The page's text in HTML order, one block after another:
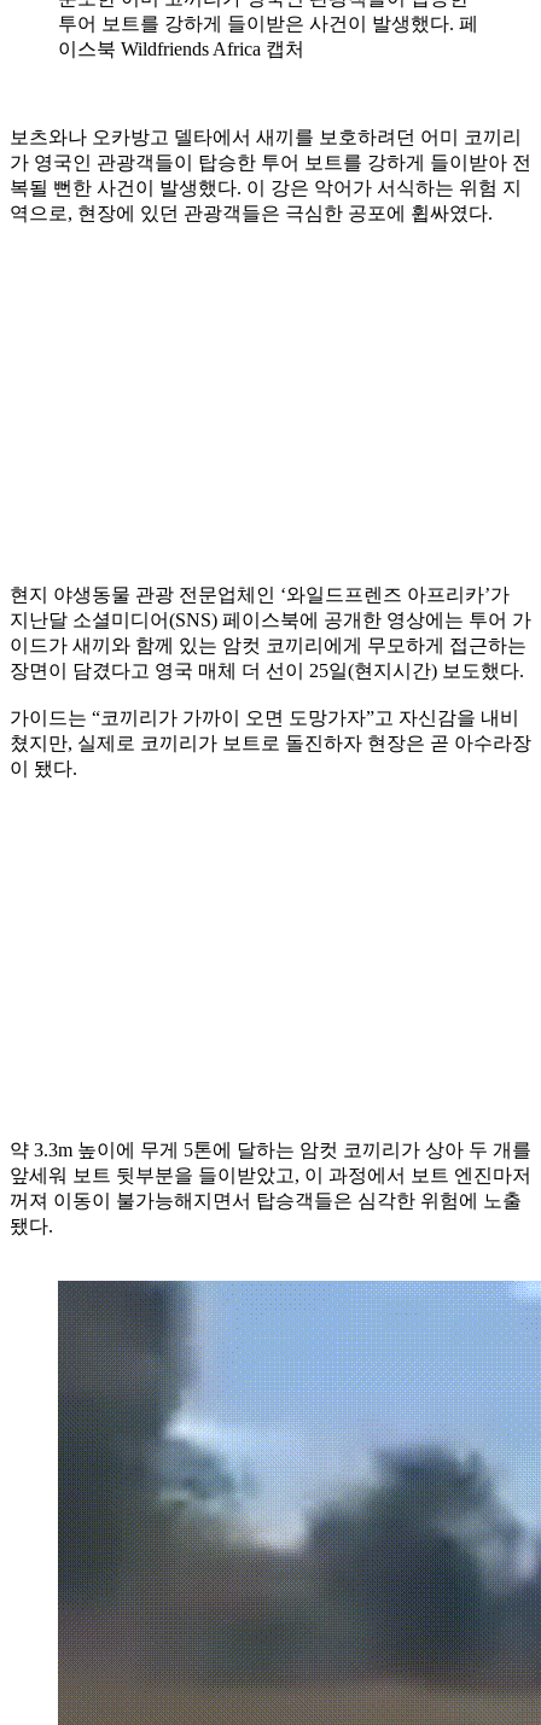
투어 보트를 강하게 들이받은 사건이 발생했다. 페
이스북 Wildfriends Africa 캡처
보츠와나 오카방고 델타에서 새끼를 보호하려던 어미 코끼리
가 영국인 관광객들이 탑승한 투어 보트를 강하게 들이받아 전
복될 뻔한 사건이 발생했다. 이 강은 악어가 서식하는 위험 지
역으로, 현장에 있던 관광객들은 극심한 공포에 휩싸였다.
현지 야생동물 관광 전문업체인 ‘와일드프렌즈 아프리카’가
지난달 소셜미디어(SNS) 페이스북에 공개한 영상에는 투어 가
이드가 새끼와 함께 있는 암컷 코끼리에게 무모하게 접근하는
장면이 담겼다고 영국 매체 더 선이 25일(현지시간) 보도했다.
가이드는 “코끼리가 가까이 오면 도망가자”고 자신감을 내비
쳤지만, 실제로 코끼리가 보트로 돌진하자 현장은 곧 아수라장
이 됐다.
약 3.3m 높이에 무게 5톤에 달하는 암컷 코끼리가 상아 두 개를
앞세워 보트 뒷부분을 들이받았고, 이 과정에서 보트 엔진마저
꺼져 이동이 불가능해지면서 탑승객들은 심각한 위험에 노출
됐다.